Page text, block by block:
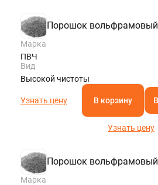
Порошок
Марка
ПВЧ
Вид
Высокой чистоты
Узнать цену В корзину
Узнать цену
Порошок
Марка